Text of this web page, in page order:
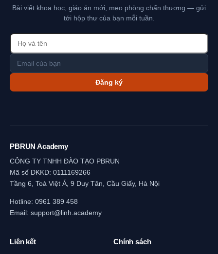
Bài viết khoa học, giáo án mới, mẹo phòng chấn thương — gửi
tới hộp thư của bạn mỗi tuần.
Đăng ký
PBRUN Academy
CÔNG TY TNHH ĐÀO TẠO PBRUN
Mã số ĐKKD: 0111169266
Tầng 6, Toà Việt Á, 9 Duy Tân, Cầu Giấy, Hà Nội
Hotline: 0961 389 458
Email: support@linh.academy
Liên kết Chính sách